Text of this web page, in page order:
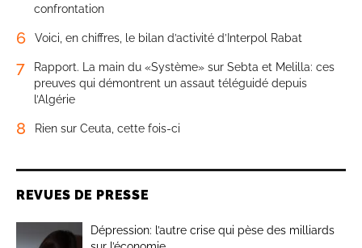
confrontation
6 Voici, en chiffres, le bilan d’activité d’Interpol Rabat
7
Rapport. La main du «Système» sur Sebta et Melilla: ces
preuves qui démontrent un assaut téléguidé depuis
l’Algérie
8 Rien sur Ceuta, cette fois-ci
REVUES DE PRESSE
Dépression: l’autre crise qui pèse des milliards